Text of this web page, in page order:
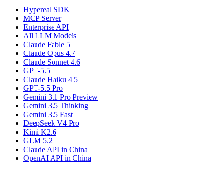
Hypereal SDK
MCP Server
Enterprise API
All LLM Models
Claude Fable 5
Claude Opus 4.7
Claude Sonnet 4.6
GPT-5.5
Claude Haiku 4.5
GPT-5.5 Pro
Gemini 3.1 Pro Preview
Gemini 3.5 Thinking
Gemini 3.5 Fast
DeepSeek V4 Pro
Kimi K2.6
GLM 5.2
Claude API in China
OpenAI API in China